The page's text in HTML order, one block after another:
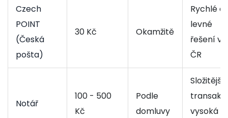
Czech
POINT
(Česká
pošta)
30 Kč Okamžitě
Rychlé a
levné
řešení v
ČR
Notář
100 - 500
Kč
Podle
domluvy
Složitější
vysoká